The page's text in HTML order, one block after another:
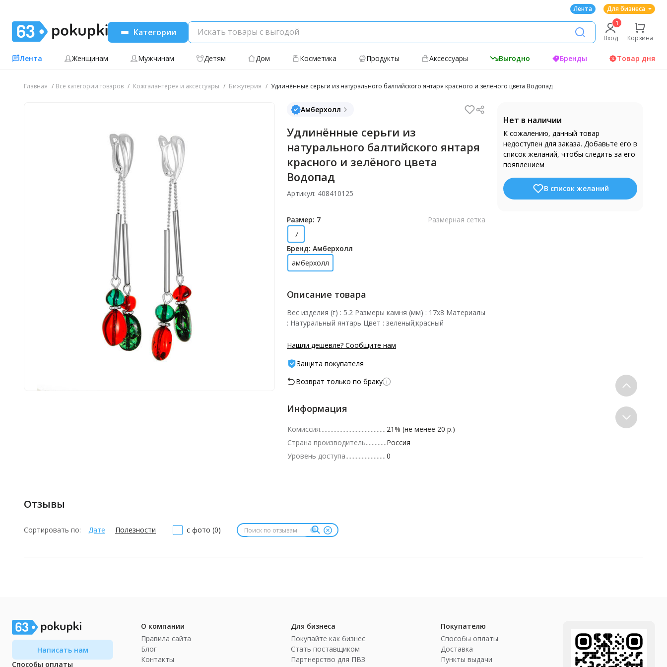
Лента Для бизнеса
Категории
Вход Корзина
Лента Женщинам Мужчинам Детям Дом Косметика Продукты Аксессуары Выгодно Бренды Товар дня
Главная Все категории товаров Кожгалантерея и аксессуары Бижутерия Удлинённые серьги из натурального балтийского янтаря красного и зелёного цвета Водопад
Амберхолл
Удлинённые серьги из
натурального балтийского янтаря
красного и зелёного цвета
Водопад
Артикул: 408410125
Размер: 7
Размерная сетка
7
Бренд: Амберхолл
амберхолл
Нет в наличии
К сожалению, данный товар
недоступен для заказа. Добавьте его в
список желаний, чтобы следить за его
появлением
В список желаний
Описание товара
Вес изделия (г) : 5.2 Размеры камня (мм) : 17х8 Материалы
: Натуральный янтарь Цвет : зеленый;красный
Нашли дешевле? Сообщите нам
Защита покупателя
Возврат только по браку
Информация
Комиссия
21% (не менее 20 р.)
Страна производитель
Россия
Уровень доступа
0
Отзывы
Сортировать по: Дате Полезности с фото (0)
Написать нам
Способы оплаты
О компании
Правила сайта
Блог
Контакты
Для бизнеса
Покупайте как бизнес
Стать поставщиком
Партнерство для ПВЗ
Покупателю
Способы оплаты
Доставка
Пункты выдачи